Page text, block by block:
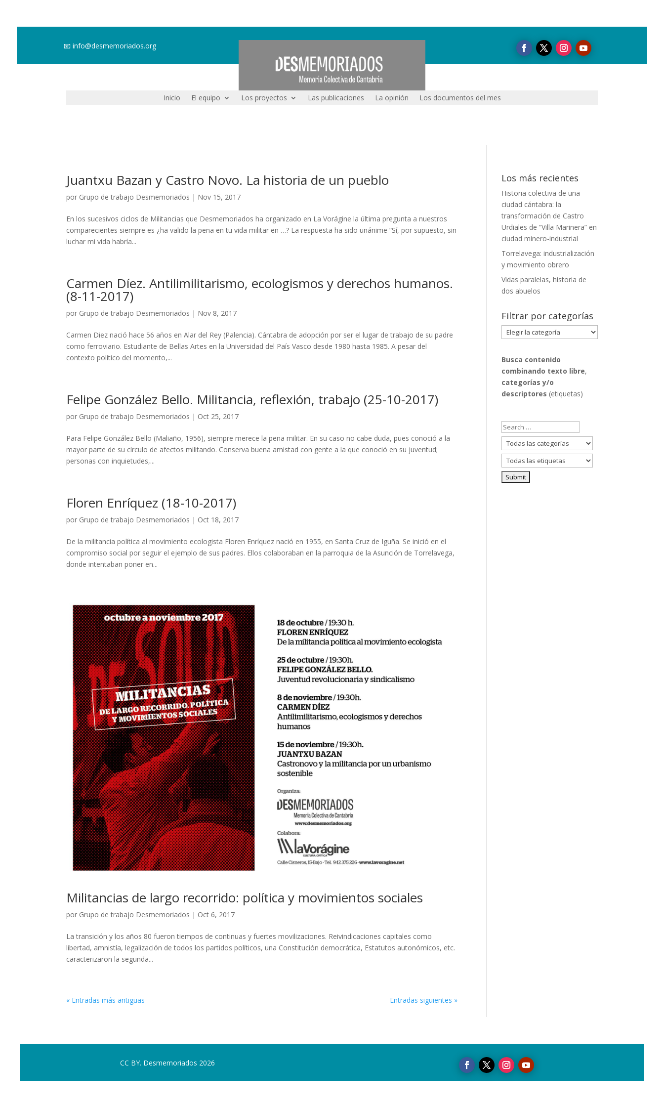
📧info@desmemoriados.org
Inicio El equipo Los proyectos Las publicaciones La opinión Los documentos del mes
Juantxu Bazan y Castro Novo. La historia de un pueblo
por Grupo de trabajo Desmemoriados | Nov 15, 2017
En los sucesivos ciclos de Militancias que Desmemoriados ha organizado en La Vorágine la última pregunta a nuestros
comparecientes siempre es ¿ha valido la pena en tu vida militar en …? La respuesta ha sido unánime “Sí, por supuesto, sin
luchar mi vida habría...
Carmen Díez. Antilimilitarismo, ecologismos y derechos humanos.
(8-11-2017)
por Grupo de trabajo Desmemoriados | Nov 8, 2017
Carmen Diez nació hace 56 años en Alar del Rey (Palencia). Cántabra de adopción por ser el lugar de trabajo de su padre
como ferroviario. Estudiante de Bellas Artes en la Universidad del País Vasco desde 1980 hasta 1985. A pesar del
contexto político del momento,...
Felipe González Bello. Militancia, reflexión, trabajo (25-10-2017)
por Grupo de trabajo Desmemoriados | Oct 25, 2017
Para Felipe González Bello (Maliaño, 1956), siempre merece la pena militar. En su caso no cabe duda, pues conoció a la
mayor parte de su círculo de afectos militando. Conserva buena amistad con gente a la que conoció en su juventud;
personas con inquietudes,...
Floren Enríquez (18-10-2017)
por Grupo de trabajo Desmemoriados | Oct 18, 2017
De la militancia política al movimiento ecologista Floren Enríquez nació en 1955, en Santa Cruz de Iguña. Se inició en el
compromiso social por seguir el ejemplo de sus padres. Ellos colaboraban en la parroquia de la Asunción de Torrelavega,
donde intentaban poner en...
Militancias de largo recorrido: política y movimientos sociales
por Grupo de trabajo Desmemoriados | Oct 6, 2017
La transición y los años 80 fueron tiempos de continuas y fuertes movilizaciones. Reivindicaciones capitales como
libertad, amnistía, legalización de todos los partidos políticos, una Constitución democrática, Estatutos autonómicos, etc.
caracterizaron la segunda...
« Entradas más antiguas Entradas siguientes »
Los más recientes
Historia colectiva de una
ciudad cántabra: la
transformación de Castro
Urdiales de “Villa Marinera” en
ciudad minero-industrial
Torrelavega: industrialización
y movimiento obrero
Vidas paralelas, historia de
dos abuelos
Filtrar por categorías
Filtrar
por
Busca contenido
combinando texto libre,
categorías y/o
descriptores (etiquetas)
CC BY. Desmemoriados 2026